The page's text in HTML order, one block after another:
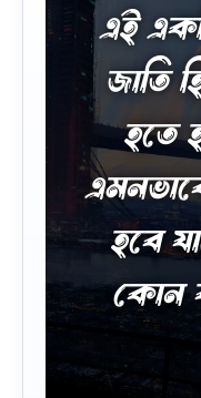
এই
জাতি
হতে
হবে
কোন